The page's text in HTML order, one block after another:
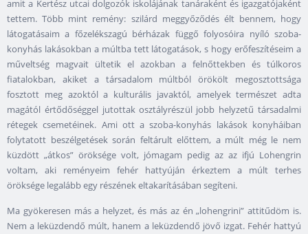
amit a Kertész utcai dolgozók iskolájának tanáraként és igazgatójaként
tettem. Több mint remény: szilárd meggyőződés élt bennem, hogy
látogatásaim a főzelékszagú bérházak függő folyosóira nyíló szoba-
konyhás lakásokban a múltba tett látogatások, s hogy erőfeszítéseim a
műveltség magvait ültetik el azokban a felnőttekben és túlkoros
fiatalokban, akiket a társadalom múltból örökölt megosztottsága
fosztott meg azoktól a kulturális javaktól, amelyek természet adta
magától értődőséggel jutottak osztályrészül jobb helyzetű társadalmi
rétegek csemetéinek. Ami ott a szoba-konyhás lakások konyháiban
folytatott beszélgetések során feltárult előttem, a múlt még le nem
küzdött „átkos” öröksége volt, jómagam pedig az az ifjú Lohengrin
voltam, aki reményeim fehér hattyúján érkeztem a múlt terhes
öröksége legalább egy részének eltakarításában segíteni.
Ma gyökeresen más a helyzet, és más az én „lohengrini” attitűdöm is.
Nem a leküzdendő múlt, hanem a leküzdendő jövő izgat. Fehér hattyú